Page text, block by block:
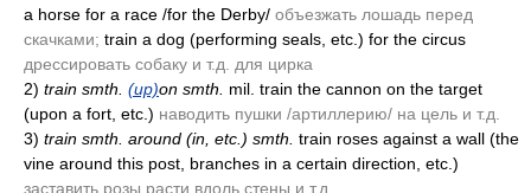
a horse for a race /for the Derby/ объезжать лошадь перед
скачками; train a dog (performing seals, etc.) for the circus
дрессировать собаку и т.д. для цирка
2) train smth. (up)on smth.
mil. train the cannon on the target
(upon a fort, etc.) наводить пушки /артиллерию/ на цель и т.д.
3) train smth. around (in, etc.) smth. train roses against a wall (the
vine around this post, branches in a certain direction, etc.)
заставить розы расти вдоль стены и т.д.